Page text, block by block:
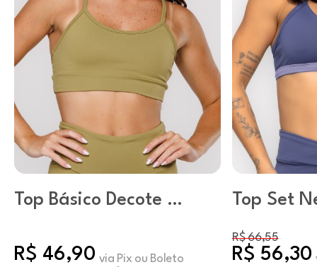
Top Básico Decote U
R$ 46,90 via Pix ou Boleto
Top Set
R$ 66,55
R$ 56,30